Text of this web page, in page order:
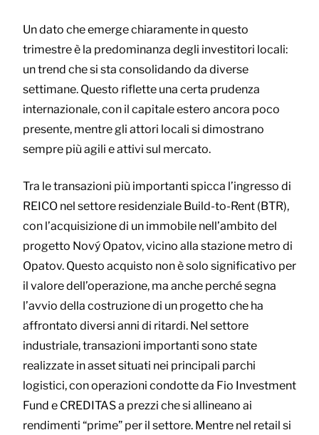
Un dato che emerge chiaramente in questo
trimestre è la predominanza degli investitori locali:
un trend che si sta consolidando da diverse
settimane. Questo riflette una certa prudenza
internazionale, con il capitale estero ancora poco
presente, mentre gli attori locali si dimostrano
sempre più agili e attivi sul mercato.
Tra le transazioni più importanti spicca l’ingresso di
REICO nel settore residenziale Build-to-Rent (BTR),
con l’acquisizione di un immobile nell’ambito del
progetto Nový Opatov, vicino alla stazione metro di
Opatov. Questo acquisto non è solo significativo per
il valore dell’operazione, ma anche perché segna
l’avvio della costruzione di un progetto che ha
affrontato diversi anni di ritardi. Nel settore
industriale, transazioni importanti sono state
realizzate in asset situati nei principali parchi
logistici, con operazioni condotte da Fio Investment
Fund e CREDITAS a prezzi che si allineano ai
rendimenti “prime” per il settore. Mentre nel retail si